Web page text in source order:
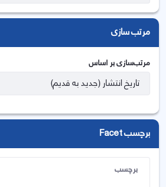
مرتب سازی
مرتب‌سازی بر اساس
برچسب Facet
برچسب